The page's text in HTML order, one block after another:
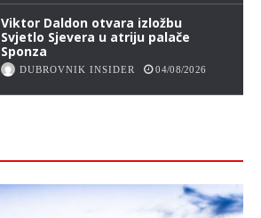
Viktor Daldon otvara izložbu
Svjetlo Sjevera u atriju palače
Sponza
DUBROVNIK INSIDER 04/08/2026